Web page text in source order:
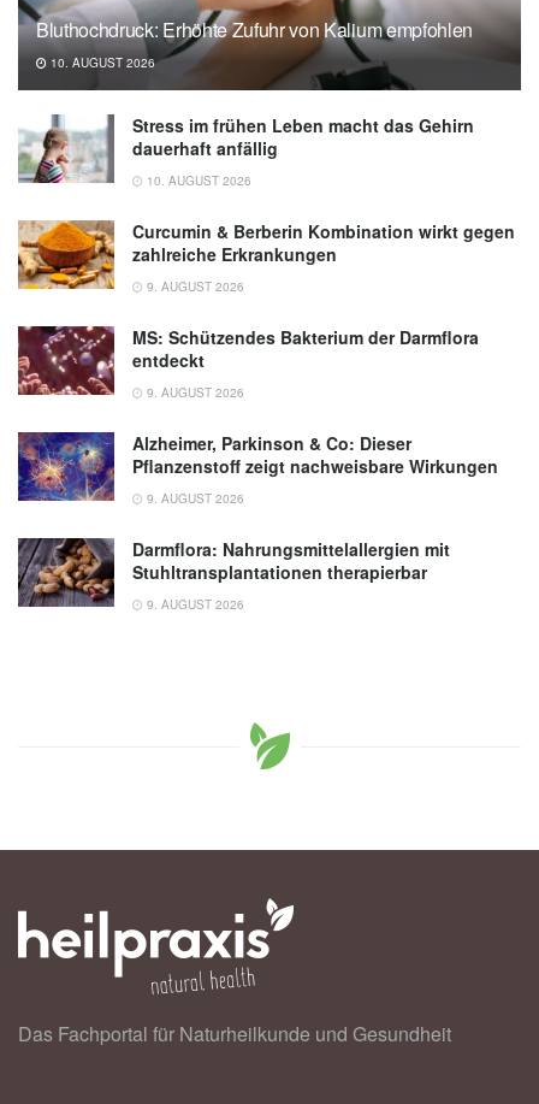
Bluthochdruck: Erhöhte Zufuhr von Kalium empfohlen
10. AUGUST 2026
Stress im frühen Leben macht das Gehirn
dauerhaft anfällig
10. AUGUST 2026
Curcumin & Berberin Kombination wirkt gegen
zahlreiche Erkrankungen
9. AUGUST 2026
MS: Schützendes Bakterium der Darmflora
entdeckt
9. AUGUST 2026
Alzheimer, Parkinson & Co: Dieser
Pflanzenstoff zeigt nachweisbare Wirkungen
9. AUGUST 2026
Darmflora: Nahrungsmittelallergien mit
Stuhltransplantationen therapierbar
9. AUGUST 2026
Das Fachportal für Naturheilkunde und Gesundheit